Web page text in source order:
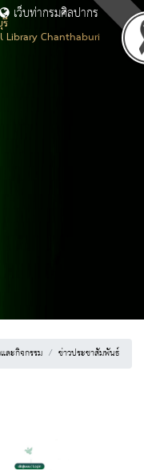
Library Chanthaburi
เว็บท่ากรมศิลปากร
ละกิจกรรม ข่าวประชาสัมพันธ์